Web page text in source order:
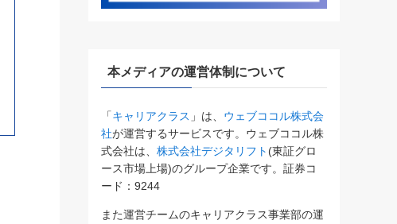
本メディアの運営体制について
「キャリアクラス 」は、 ウェブココル株式会
社が運営するサービスです。ウェブココル株
式会社は、 株式会社デジタリフト (東証グロ
ース市場上場)のグループ企業です。証券コ
ード：9244
また運営チームのキャリアクラス事業部の運